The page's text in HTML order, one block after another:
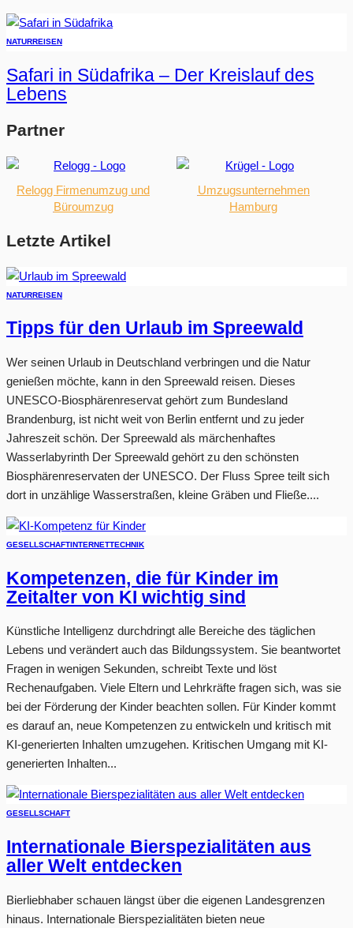
NATURREISEN
Safari in Südafrika – Der Kreislauf des
Lebens
Partner
Relogg Firmenumzug und
Büroumzug
Umzugsunternehmen
Hamburg
Letzte Artikel
NATURREISEN
Tipps für den Urlaub im Spreewald
Wer seinen Urlaub in Deutschland verbringen und die Natur
genießen möchte, kann in den Spreewald reisen. Dieses
UNESCO-Biosphärenreservat gehört zum Bundesland
Brandenburg, ist nicht weit von Berlin entfernt und zu jeder
Jahreszeit schön. Der Spreewald als märchenhaftes
Wasserlabyrinth Der Spreewald gehört zu den schönsten
Biosphärenreservaten der UNESCO. Der Fluss Spree teilt sich
dort in unzählige Wasserstraßen, kleine Gräben und Fließe....
GESELLSCHAFTINTERNETTECHNIK
Kompetenzen, die für Kinder im
Zeitalter von KI wichtig sind
Künstliche Intelligenz durchdringt alle Bereiche des täglichen
Lebens und verändert auch das Bildungssystem. Sie beantwortet
Fragen in wenigen Sekunden, schreibt Texte und löst
Rechenaufgaben. Viele Eltern und Lehrkräfte fragen sich, was sie
bei der Förderung der Kinder beachten sollen. Für Kinder kommt
es darauf an, neue Kompetenzen zu entwickeln und kritisch mit
KI-generierten Inhalten umzugehen. Kritischen Umgang mit KI-
generierten Inhalten...
GESELLSCHAFT
Internationale Bierspezialitäten aus
aller Welt entdecken
Bierliebhaber schauen längst über die eigenen Landesgrenzen
hinaus. Internationale Bierspezialitäten bieten neue